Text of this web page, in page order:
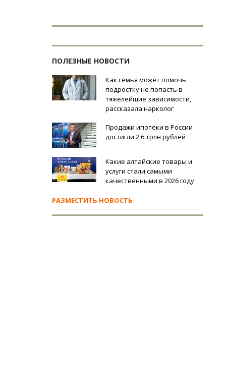
ПОЛЕЗНЫЕ НОВОСТИ
Как семья может помочь
подростку не попасть в
тяжелейшие зависимости,
рассказала нарколог
Продажи ипотеки в России
достигли 2,6 трлн рублей
Какие алтайские товары и
услуги стали самыми
качественными в 2026 году
РАЗМЕСТИТЬ НОВОСТЬ